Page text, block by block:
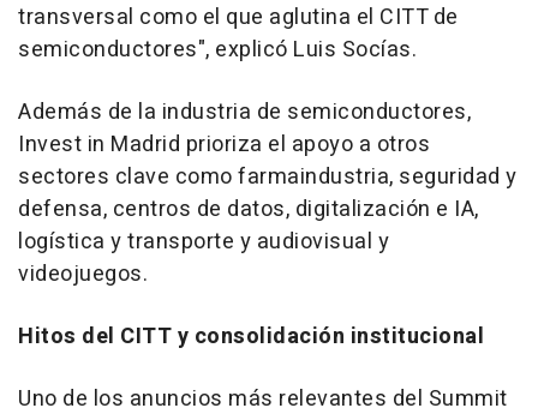
transversal como el que aglutina el CITT de
semiconductores", explicó Luis Socías.
Además de la industria de semiconductores,
Invest in Madrid prioriza el apoyo a otros
sectores clave como farmaindustria, seguridad y
defensa, centros de datos, digitalización e IA,
logística y transporte y audiovisual y
videojuegos.
Hitos del CITT y consolidación institucional
Uno de los anuncios más relevantes del Summit